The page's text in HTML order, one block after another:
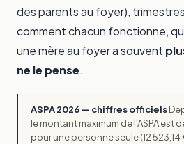
des parents au foyer),
comment chacun fonctionne,
une mère au foyer a souvent
ne le pense.
ASPA 2026 — chiffres officiels
le montant maximum de l’ASPA est
pour une personne seule (12 523,14